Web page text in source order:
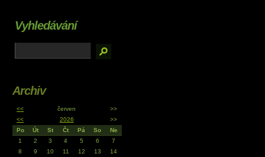
Vyhledávání
Archiv
<< červen
>>
<<
2026
>>
Po
Út St Čt Pá So
Ne
1
2 3 4 5 6
7
8
9 10 11 12 13
14